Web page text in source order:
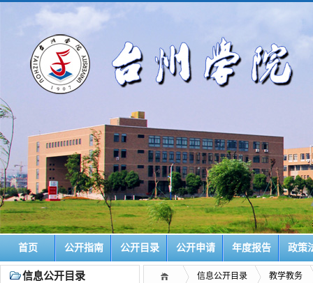
首页 公开指南 公开目录 公开申请 年度报告 政策
信息公开目录
信息公开目录 教学教务